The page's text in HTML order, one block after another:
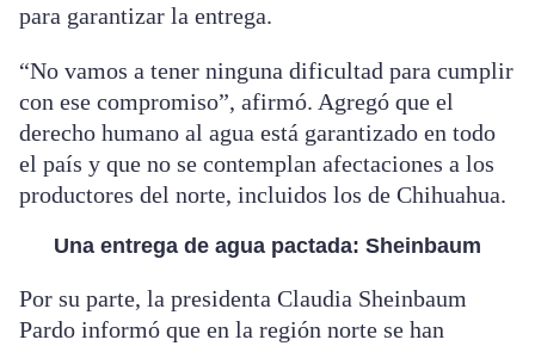
para garantizar la entrega.
“No vamos a tener ninguna dificultad para cumplir
con ese compromiso”, afirmó. Agregó que el
derecho humano al agua está garantizado en todo
el país y que no se contemplan afectaciones a los
productores del norte, incluidos los de Chihuahua.
Una entrega de agua pactada: Sheinbaum
Por su parte, la presidenta Claudia Sheinbaum
Pardo informó que en la región norte se han